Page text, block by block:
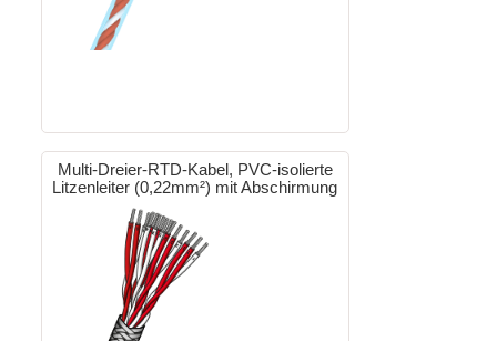
Multi-Dreier-RTD-Kabel, PVC-isolierte
Litzenleiter (0,22mm²) mit Abschirmung